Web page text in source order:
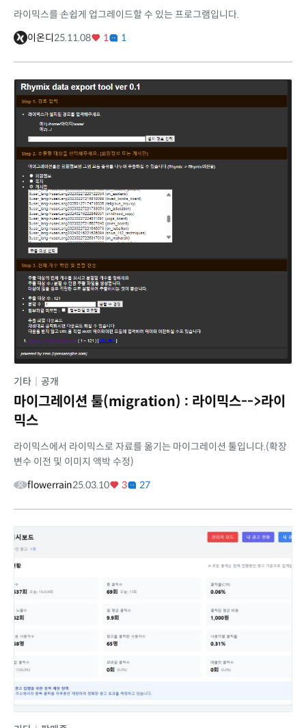
라이믹스를 손쉽게 업그레이드할 수 있는 프로그램입니다.
이온디25.11.08 1 1
기타 공개
마이그레이션 툴(migration) : 라이믹스-->라이
믹스
라이믹스에서 라이믹스로 자료를 옮기는 마이그레이션 툴입니다.(확장
변수 이전 및 이미지 액박 수정)
flowerrain25.03.10 3 27